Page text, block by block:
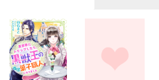
それが私には辛い。
―――なのに。
「離婚したいなら、理由を言え。そ
「…誰にでも言うわけじゃないよ」
東　芽衣子（あずま　めいこ)27歳。
大手食品メーカー総務部勤務。
×